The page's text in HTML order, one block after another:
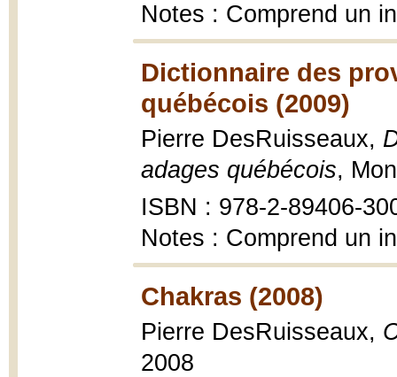
Notes : Comprend un
Dictionnaire des
québécois (2009)
Pierre DesRuisseaux,
adages québécois,
ISBN : 978-2-89406-
Notes : Comprend un
Chakras (2008)
Pierre DesRuisseaux,
2008